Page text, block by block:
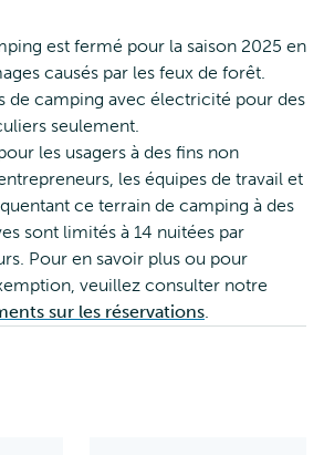
est fermé pour la saison 2025 en
causés par les feux de forêt.
de camping avec électricité pour des
seulement.
les usagers à des fins non
les équipes de travail et
ce terrain de camping à des
sont limités à 14 nuitées par
Pour en savoir plus ou pour
veuillez consulter notre
sur les réservations.